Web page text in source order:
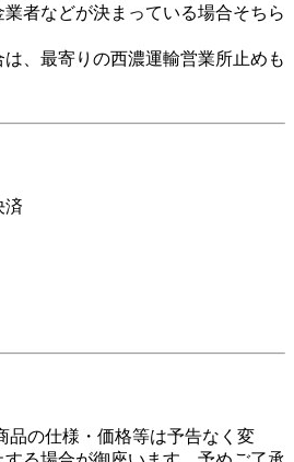
などが決まっている場合そちら
最寄りの西濃運輸営業所止めも
済
の仕様・価格等は予告なく変